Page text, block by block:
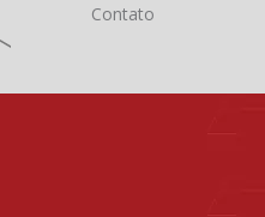
Contato